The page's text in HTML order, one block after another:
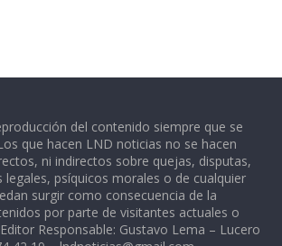
del contenido siempre que se
que hacen LND noticias no se hacen
ni indirectos sobre quejas, disputas,
psíquicos morales o de cualquier
surgir como consecuencia de la
por parte de visitantes actuales o
Responsable: Gustavo Lema – Lucero